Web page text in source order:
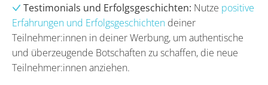
Testimonials und Erfolgsgeschichten: Nutze positive
Erfahrungen und Erfolgsgeschichten deiner
Teilnehmer:innen in deiner Werbung, um authentische
und überzeugende Botschaften zu schaffen, die neue
Teilnehmer:innen anziehen.